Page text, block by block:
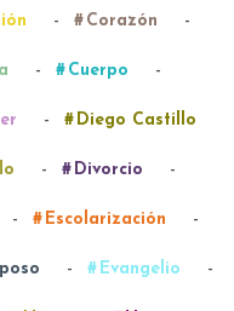
- Corazón -
- Cuerpo -
- Diego Castillo
- Divorcio -
- Escolarización -
- Evangelio -